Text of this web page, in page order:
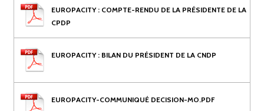
EUROPACITY : COMPTE-RENDU DE LA PRÉSIDENTE DE LA
CPDP
EUROPACITY : BILAN DU PRÉSIDENT DE LA CNDP
EUROPACITY-COMMUNIQUÉ DECISION-MO.PDF